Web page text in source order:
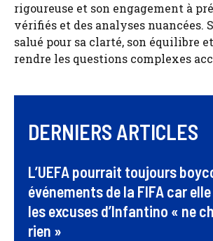
rigoureuse et son engagement à
vérifiés et des analyses nuancées.
salué pour sa clarté, son équilibre
rendre les questions complexes
DERNIERS ARTICLES
L’UEFA pourrait toujours
événements de la FIFA car
les excuses d’Infantino « ne
rien »